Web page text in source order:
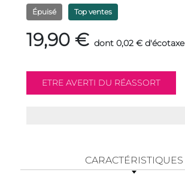
Épuisé Top ventes
19,90 € dont 0,02 € d'écotaxe
CARACTÉRISTIQUES